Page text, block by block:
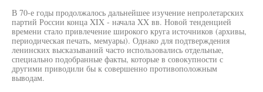
В 70-е годы продолжалось дальнейшее изучение непролетарских
партий России конца XIX - начала XX вв. Новой тенденцией
времени стало привлечение широкого круга источников (архивы,
периодическая печать, мемуары). Однако для подтверждения
ленинских высказываний часто использовались отдельные,
специально подобранные факты, которые в совокупности с
другими приводили бы к совершенно противоположным
выводам.